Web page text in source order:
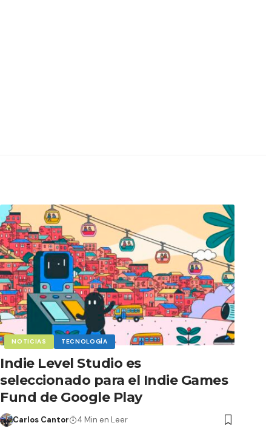
NOTICIAS TECNOLOGÍA
Indie Level Studio es
seleccionado para el Indie Games
Fund de Google Play
Carlos Cantor 4 Min en Leer